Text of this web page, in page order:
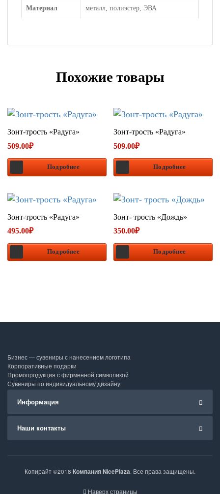
Материал металл, полиэстер, ЭВА
Похожие товары
Зонт-трость «Радуга»
509.00₽
Подробнее
Зонт-трость «Радуга»
509.00₽
Подробнее
Зонт-трость «Радуга»
495.00₽
Подробнее
Зонт- трость «Дождь»
350.00₽
Подробнее
Бизнес — сувениры с нанесением логотипа
Корпоративные подарки
Промопродукция с фирменной символикой
Сувениры по индивидуальному дизайну
Информация
Наши контакты
Копирайт ©2018 Компания NicePlaza. Все права защищены.
Наверх страницы